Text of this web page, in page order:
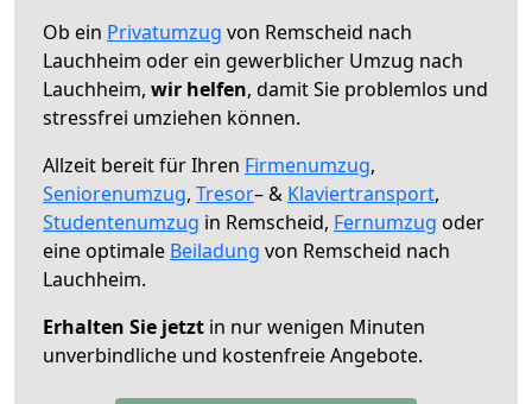
Ob ein Privatumzug von Remscheid nach
Lauchheim oder ein gewerblicher Umzug nach
Lauchheim, wir helfen, damit Sie problemlos und
stressfrei umziehen können.
Allzeit bereit für Ihren Firmenumzug,
Seniorenumzug, Tresor– & Klaviertransport,
Studentenumzug in Remscheid, Fernumzug oder
eine optimale Beiladung von Remscheid nach
Lauchheim.
Erhalten Sie jetzt in nur wenigen Minuten
unverbindliche und kostenfreie Angebote.